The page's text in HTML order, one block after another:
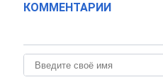
КОММЕНТАРИИ